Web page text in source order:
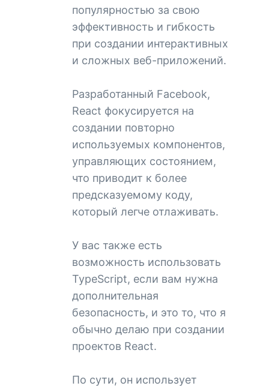
популярностью за свою
эффективность и гибкость
при создании интерактивных
и сложных веб-приложений.
Разработанный Facebook,
React фокусируется на
создании повторно
используемых компонентов,
управляющих состоянием,
что приводит к более
предсказуемому коду,
который легче отлаживать.
У вас также есть
возможность использовать
TypeScript, если вам нужна
дополнительная
безопасность, и это то, что я
обычно делаю при создании
проектов React.
По сути, он использует